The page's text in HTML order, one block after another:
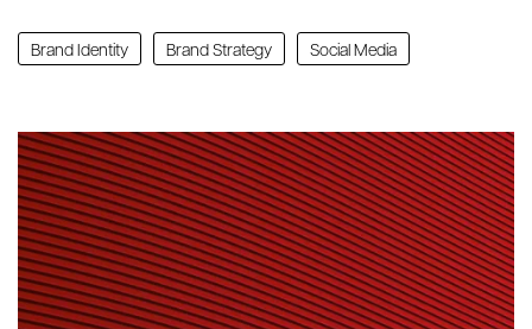
Brand Identity Brand Strategy Social Media